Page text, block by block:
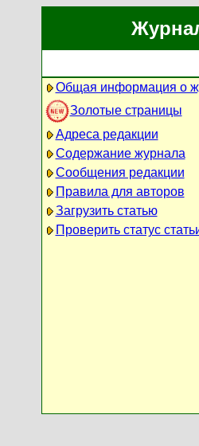
Общая информация о
Золотые страницы
Адреса редакции
Содержание журнала
Сообщения редакции
Правила для авторов
Загрузить статью
Проверить статус